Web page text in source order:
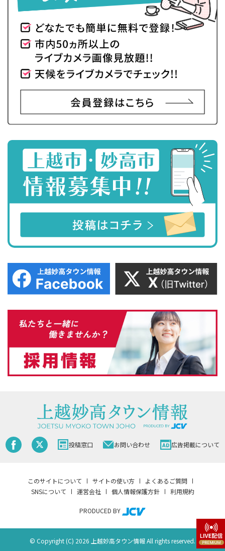
投稿窓口 お問い合わせ 広告掲載について
このサイトについて サイトの使い方
よくあるご質問
SNSについて
運営会社 個人情報保護方針 利用規約
PRODUCED BY
© Copyright (C) 2026 上越妙高タウン情報 All rights reserved.